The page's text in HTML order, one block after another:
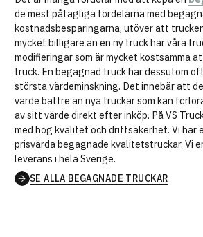
de mest påtagliga fördelarna med
kostnadsbesparingarna, utöver att
mycket billigare än en ny truck har våra
modifieringar som är mycket kostsamma
truck. En begagnad truck har dessutom
största värdeminskning. Det innebär att
värde bättre än nya truckar som kan
av sitt värde direkt efter inköp. På VS
med hög kvalitet och driftsäkerhet. Vi
prisvärda begagnade kvalitetstruckar. Vi
leverans i hela Sverige.
SE ALLA BEGAGNADE TRUCKAR